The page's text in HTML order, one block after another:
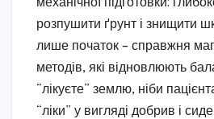
механічної підготовки:
розпушити ґрунт і знищити
лише початок – справжня
методів, які відновлюють
“лікуєте” землю, ніби
“ліки” у вигляді добрив і